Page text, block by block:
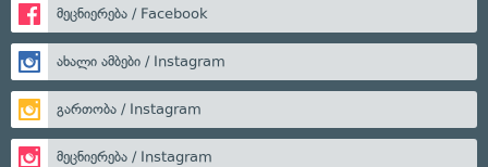
მეცნიერება / Facebook
ახალი ამბები / Instagram
გართობა / Instagram
მეცნიერება / Instagram